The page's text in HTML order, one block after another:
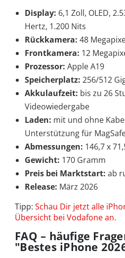
Display: 6,1 Zoll, OLED,
Hertz, 1.200 Nits
Rückkamera: 48
Frontkamera: 12
Prozessor: Apple A19
Speicherplatz: 256/512
Akkulaufzeit: bis zu 26
Videowiedergabe
Laden: mit und ohne
Unterstützung für
Abmessungen: 146,7 x
Gewicht: 170 Gramm
Preis bei Marktstart: ab
Release: März 2026
Tipp: Schau Dir jetzt alle
Übersicht bei Vodafone an.
FAQ – häufige
"Bestes iPhone